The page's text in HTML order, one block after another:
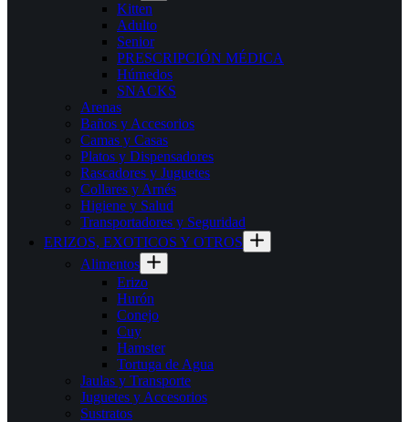
Kitten
Adulto
Senior
PRESCRIPCIÓN MÉDICA
Húmedos
SNACKS
Arenas
Baños y Accesorios
Camas y Casas
Platos y Dispensadores
Rascadores y Juguetes
Collares y Arnés
Higiene y Salud
Transportadores y Seguridad
ERIZOS, EXOTICOS Y OTROS
Alimentos
Erizo
Hurón
Conejo
Cuy
Hamster
Tortuga de Agua
Jaulas y Transporte
Juguetes y Accesorios
Sustratos